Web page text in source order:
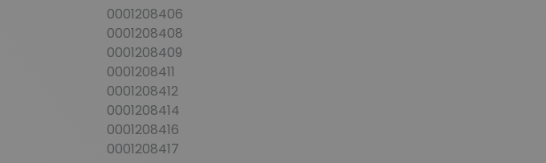
0001208406
0001208408
0001208409
0001208411
0001208412
0001208414
0001208416
0001208417